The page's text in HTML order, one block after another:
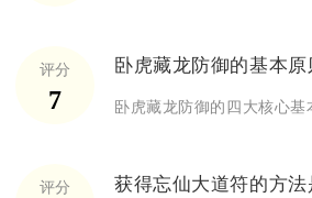
评分
7
卧虎藏龙防御的基本
评分 获得忘仙大道符的方法